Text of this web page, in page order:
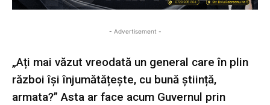
- Advertisement -
„Ați mai văzut vreodată un general care în plin
război își înjumătățește, cu bună știință,
armata?” Asta ar face acum Guvernul prin